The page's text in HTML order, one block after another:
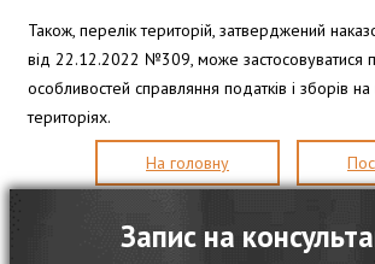
Також, перелік територій, затверджений
від 22.12.2022 №309, може застосовуватися
особливостей справляння податків і зборів
територіях.
На головну
Запис на